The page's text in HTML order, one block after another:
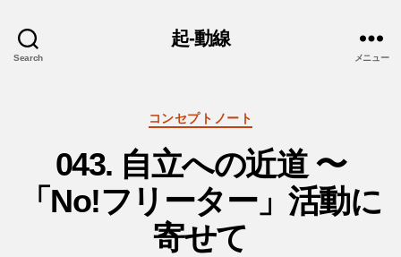
Search
起-動線
メニュー
カ
リ
ー
コンセプトノート
043. 自立への近道 〜
「No!フリーター」活動に
寄せて